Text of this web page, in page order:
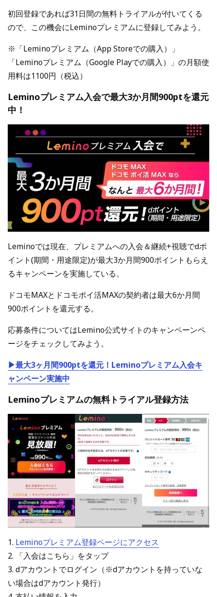
初回登録であれば31日間の無料トライアルが付いてくる
ので、この機会にLeminoプレミアムに登録してみよう。
※「Leminoプレミアム（App Storeでの購入）」
「Leminoプレミアム（Google Playでの購入）」の月額使
用料は1100円（税込）
Leminoプレミアム入会で最大3か月間900ptを還元
中！
Leminoでは現在、プレミアムへの入会＆継続+視聴でdポ
イント(期間・用途限定)が最大3か月間900ポイントもらえ
るキャンペーンを実施している。
ドコモMAXとドコモポイ活MAXの契約者は最大6か月間
900ポイントを還元する。
応募条件についてはLemino公式サイトのキャンペーンペ
ージをチェックしてみよう。
▶最大3ヶ月間900ptを還元！Leminoプレミアム入会キ
ャンペーン実施中
Leminoプレミアムの無料トライアル登録方法
1. Leminoプレミアム登録ページにアクセス
2. 「入会はこちら」をタップ
3. dアカウントでログイン（※dアカウントを持っていな
い場合はdアカウント発行）